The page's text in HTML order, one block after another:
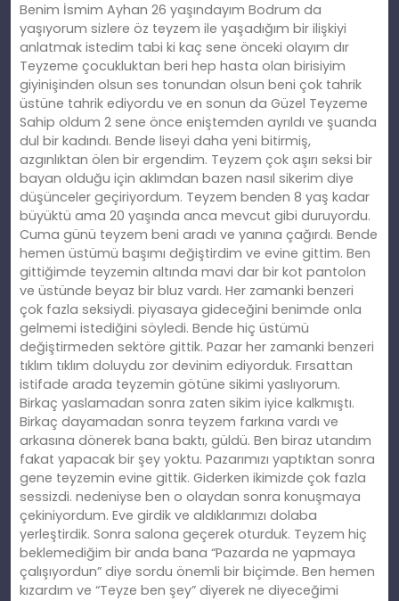
Benim İsmim Ayhan 26 yaşındayım Bodrum da
yaşıyorum sizlere öz teyzem ile yaşadığım bir ilişkiyi
anlatmak istedim tabi ki kaç sene önceki olayım dır
Teyzeme çocukluktan beri hep hasta olan birisiyim
giyinişinden olsun ses tonundan olsun beni çok tahrik
üstüne tahrik ediyordu ve en sonun da Güzel Teyzeme
Sahip oldum 2 sene önce eniştemden ayrıldı ve şuanda
dul bir kadındı. Bende liseyi daha yeni bitirmiş,
azgınlıktan ölen bir ergendim. Teyzem çok aşırı seksi bir
bayan olduğu için aklımdan bazen nasıl sikerim diye
düşünceler geçiriyordum. Teyzem benden 8 yaş kadar
büyüktü ama 20 yaşında anca mevcut gibi duruyordu.
Cuma günü teyzem beni aradı ve yanına çağırdı. Bende
hemen üstümü başımı değiştirdim ve evine gittim. Ben
gittiğimde teyzemin altında mavi dar bir kot pantolon
ve üstünde beyaz bir bluz vardı. Her zamanki benzeri
çok fazla seksiydi. piyasaya gideceğini benimde onla
gelmemi istediğini söyledi. Bende hiç üstümü
değiştirmeden sektöre gittik. Pazar her zamanki benzeri
tıklım tıklım doluydu zor devinim ediyorduk. Fırsattan
istifade arada teyzemin götüne sikimi yaslıyorum.
Birkaç yaslamadan sonra zaten sikim iyice kalkmıştı.
Birkaç dayamadan sonra teyzem farkına vardı ve
arkasına dönerek bana baktı, güldü. Ben biraz utandım
fakat yapacak bir şey yoktu. Pazarımızı yaptıktan sonra
gene teyzemin evine gittik. Giderken ikimizde çok fazla
sessizdi. nedeniyse ben o olaydan sonra konuşmaya
çekiniyordum. Eve girdik ve aldıklarımızı dolaba
yerleştirdik. Sonra salona geçerek oturduk. Teyzem hiç
beklemediğim bir anda bana “Pazarda ne yapmaya
çalışıyordun” diye sordu önemli bir biçimde. Ben hemen
kızardım ve “Teyze ben şey” diyerek ne diyeceğimi